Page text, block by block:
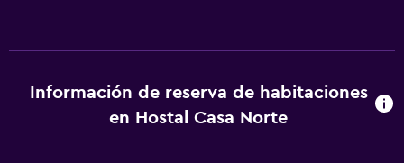
Mascotas permitidas bajo consulta (pueden aplicar cargos
Almohada sin plumas
Información de reserva de habitaciones
en Hostal Casa Norte